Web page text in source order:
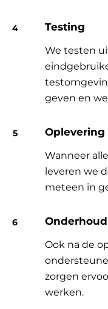
Testing
We testen
geven en
Oplevering
Wanneer
leveren we
meteen in
Ook na de
zorgen
werken.